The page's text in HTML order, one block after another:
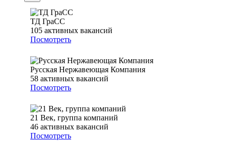
ТД ГраСС
105 активных вакансий
Посмотреть
Русская Нержавеющая Компания
58 активных вакансий
Посмотреть
21 Век, группа компаний
46 активных вакансий
Посмотреть